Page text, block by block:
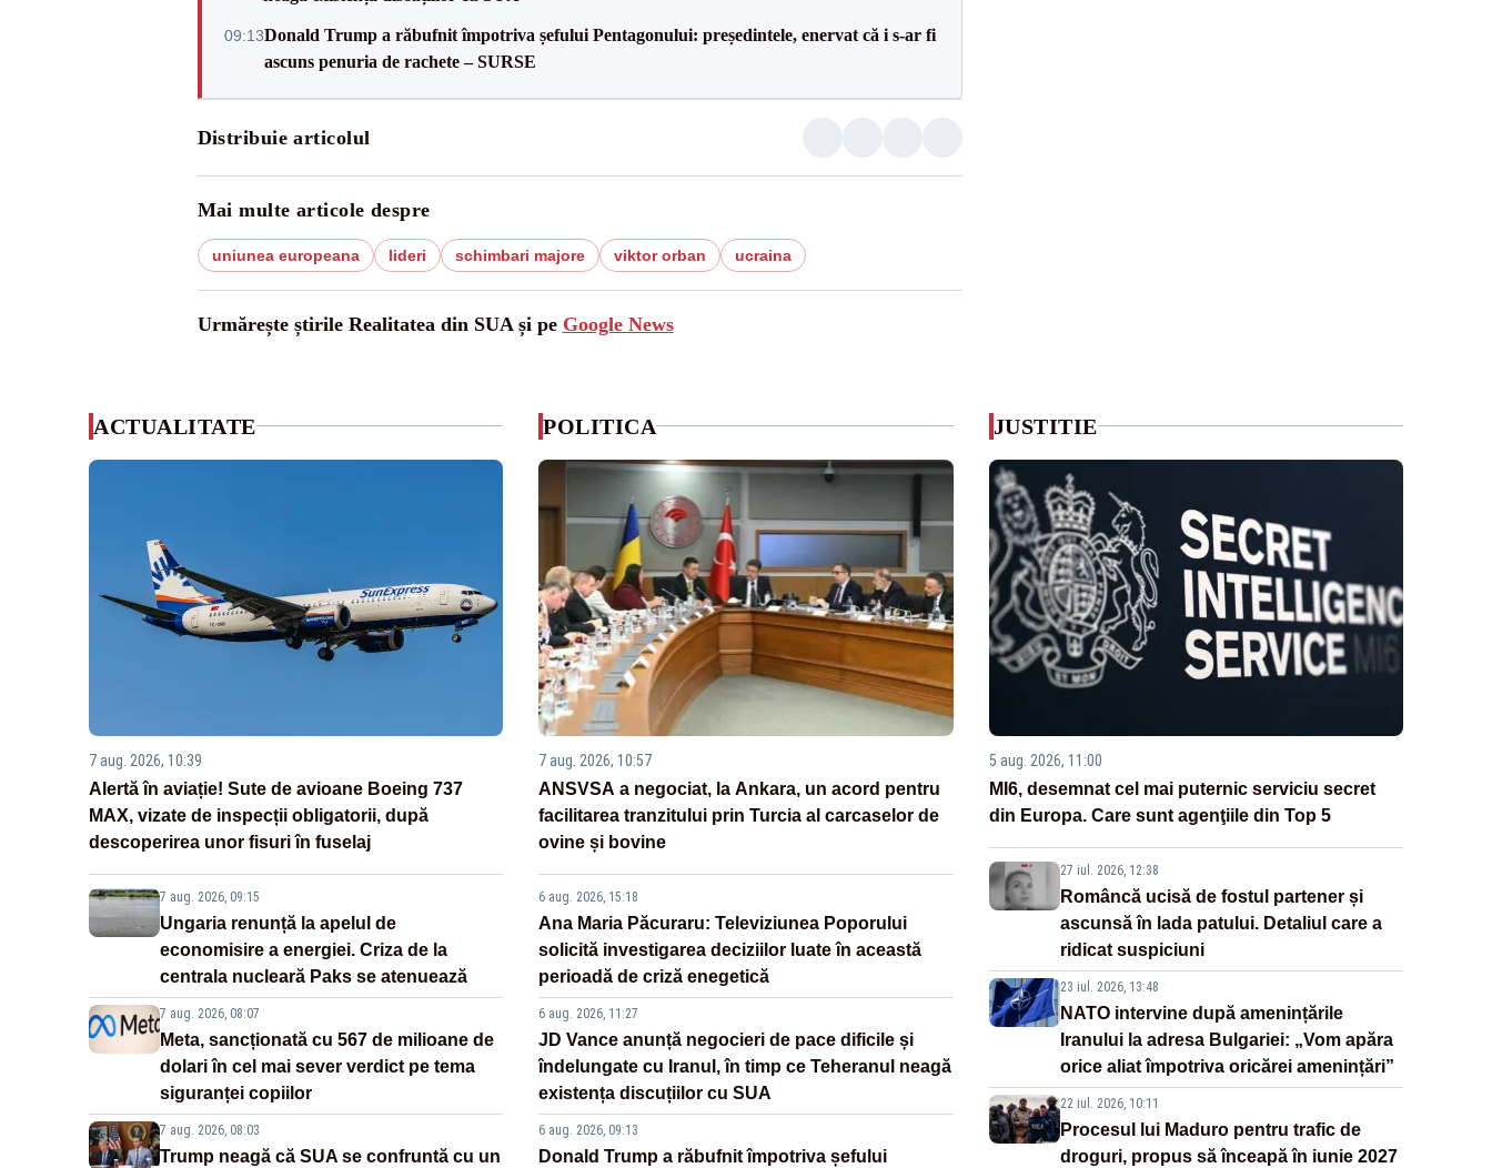
09:13Donald Trump a răbufnit împotriva șefului Pentagonului: președintele, enervat că i s-ar fi
ascuns penuria de rachete – SURSE
Distribuie articolul
Mai multe articole despre
uniunea europeana lideri schimbari majore viktor orban ucraina
Urmărește știrile Realitatea din SUA și pe Google News
ACTUALITATE
7 aug. 2026, 10:39
Alertă în aviație! Sute de avioane Boeing 737
MAX, vizate de inspecții obligatorii, după
descoperirea unor fisuri în fuselaj
7 aug. 2026, 09:15
Ungaria renunță la apelul de
economisire a energiei. Criza de la
centrala nucleară Paks se atenuează
7 aug. 2026, 08:07
Meta, sancționată cu 567 de milioane de
dolari în cel mai sever verdict pe tema
siguranței copiilor
7 aug. 2026, 08:03
Trump neagă că SUA se confruntă cu un
POLITICA
7 aug. 2026, 10:57
ANSVSA a negociat, la Ankara, un acord pentru
facilitarea tranzitului prin Turcia al carcaselor de
ovine și bovine
6 aug. 2026, 15:18
Ana Maria Păcuraru: Televiziunea Poporului
solicită investigarea deciziilor luate în această
perioadă de criză enegetică
6 aug. 2026, 11:27
JD Vance anunță negocieri de pace dificile și
îndelungate cu Iranul, în timp ce Teheranul neagă
existența discuțiilor cu SUA
6 aug. 2026, 09:13
Donald Trump a răbufnit împotriva șefului
JUSTITIE
5 aug. 2026, 11:00
MI6, desemnat cel mai puternic serviciu secret
din Europa. Care sunt agenţiile din Top 5
27 iul. 2026, 12:38
Româncă ucisă de fostul partener și
ascunsă în lada patului. Detaliul care a
ridicat suspiciuni
23 iul. 2026, 13:48
NATO intervine după amenințările
Iranului la adresa Bulgariei: „Vom apăra
orice aliat împotriva oricărei amenințări”
22 iul. 2026, 10:11
Procesul lui Maduro pentru trafic de
droguri, propus să înceapă în iunie 2027